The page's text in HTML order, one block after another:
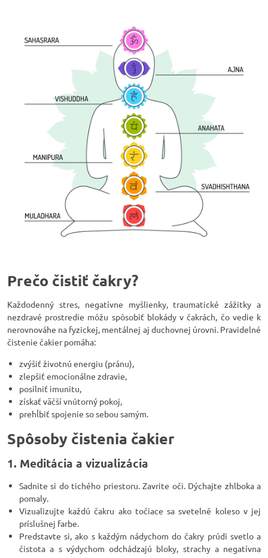
Prečo čistiť čakry?
Každodenný stres, negatívne myšlienky, traumatické zážitky a
nezdravé prostredie môžu spôsobiť blokády v čakrách, čo vedie k
nerovnováhe na fyzickej, mentálnej aj duchovnej úrovni. Pravidelné
čistenie čakier pomáha:
zvýšiť životnú energiu (pránu),
zlepšiť emocionálne zdravie,
posilniť imunitu,
získať väčší vnútorný pokoj,
prehĺbiť spojenie so sebou samým.
Spôsoby čistenia čakier
1. Meditácia a vizualizácia
Sadnite si do tichého priestoru. Zavrite oči. Dýchajte zhlboka a
pomaly.
Vizualizujte každú čakru ako točiace sa svetelné koleso v jej
príslušnej farbe.
Predstavte si, ako s každým nádychom do čakry prúdi svetlo a
čistota a s výdychom odchádzajú bloky, strachy a negatívna